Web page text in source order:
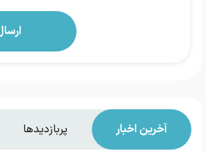
آخرین اخبار پربازدیدها